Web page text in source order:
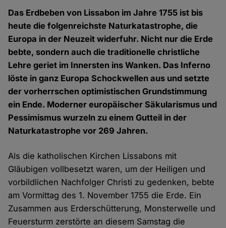
Das Erdbeben von Lissabon im Jahre 1755 ist bis
heute die folgenreichste Naturkatastrophe, die
Europa in der Neuzeit widerfuhr. Nicht nur die Erde
bebte, sondern auch die traditionelle christliche
Lehre geriet im Innersten ins Wanken. Das Inferno
löste in ganz Europa Schockwellen aus und setzte
der vorherrschen optimistischen Grundstimmung
ein Ende. Moderner europäischer Säkularismus und
Pessimismus wurzeln zu einem Gutteil in der
Naturkatastrophe vor 269 Jahren.
Als die katholischen Kirchen Lissabons mit
Gläubigen vollbesetzt waren, um der Heiligen und
vorbildlichen Nachfolger Christi zu gedenken, bebte
am Vormittag des 1. November 1755 die Erde. Ein
Zusammen aus Erderschütterung, Monsterwelle und
Feuersturm zerstörte an diesem Samstag die